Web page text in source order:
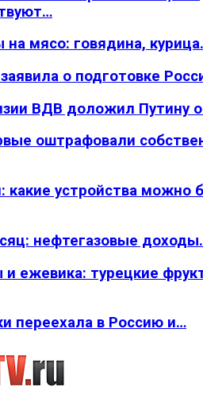
на мясо: говядина,
о подготовке
ВДВ доложил Путину
оштрафовали
какие устройства можно
нефтегазовые
и ежевика: турецкие
переехала в Россию и…